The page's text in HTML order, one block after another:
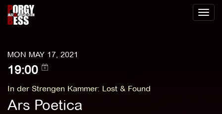
Toggle
MON MAY 17, 2021
19:00
In der Strengen Kammer: Lost & Found
Ars Poetica